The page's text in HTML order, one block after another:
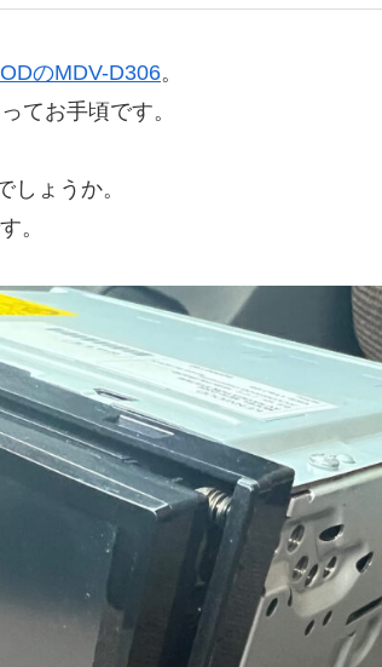
のMDV-D306。
てお手頃です。
しょうか。
。